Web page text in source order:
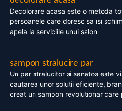
Decolorare acasa este o metoda
persoanele care doresc sa isi
apela la serviciile unui salon
sampon stralucire par
Un par stralucitor si sanatos este
cautarea unor solutii eficiente,
creat un sampon revolutionar care